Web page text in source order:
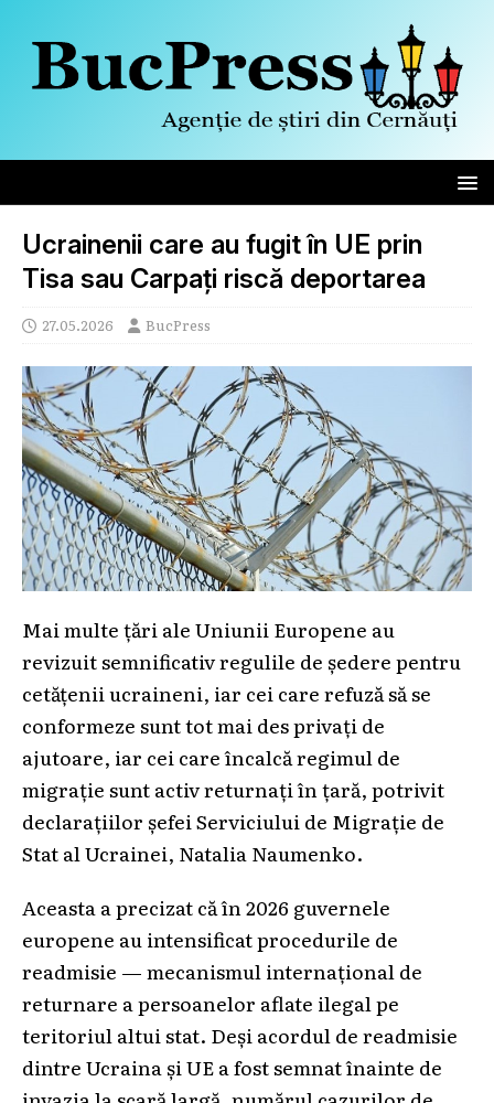
Ucrainenii care au fugit în UE prin
Tisa sau Carpați riscă deportarea
27.05.2026 BucPress
Mai multe țări ale Uniunii Europene au
revizuit semnificativ regulile de ședere pentru
cetățenii ucraineni, iar cei care refuză să se
conformeze sunt tot mai des privați de
ajutoare, iar cei care încalcă regimul de
migrație sunt activ returnați în țară, potrivit
declarațiilor șefei Serviciului de Migrație de
Stat al Ucrainei, Natalia Naumenko.
Aceasta a precizat că în 2026 guvernele
europene au intensificat procedurile de
readmisie — mecanismul internațional de
returnare a persoanelor aflate ilegal pe
teritoriul altui stat. Deși acordul de readmisie
dintre Ucraina și UE a fost semnat înainte de